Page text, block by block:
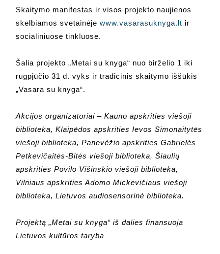
Skaitymo manifestas ir visos projekto naujienos
skelbiamos svetainėjewww.vasarasuknyga.lt ir
socialiniuose tinkluose.
Šalia projekto „Metai su knyga“ nuo birželio 1 iki
rugpjūčio 31 d. vyks ir tradicinis skaitymo iššūkis
„Vasara su knyga“.
Akcijos organizatoriai – Kauno apskrities viešoji
biblioteka, Klaipėdos apskrities Ievos Simonaitytės
viešoji biblioteka, Panevėžio apskrities Gabrielės
Petkevičaitės-Bitės viešoji biblioteka, Šiaulių
apskrities Povilo Višinskio viešoji biblioteka,
Vilniaus apskrities Adomo Mickevičiaus viešoji
biblioteka, Lietuvos audiosensorinė biblioteka.
Projektą „Metai su knyga“ iš dalies finansuoja
Lietuvos kultūros taryba